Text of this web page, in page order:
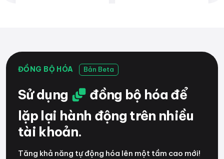
ĐỒNG BỘ HÓA Bản Beta
Sử dụng
đồng bộ hóa để
lặp lại hành động trên nhiều
tài khoản.
Tăng khả năng tự động hóa lên một tầm cao mới!